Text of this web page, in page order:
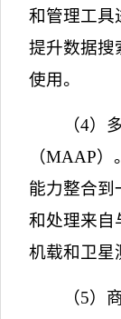
和管理工具
提升数据搜
使用。
（4）
（MAAP）
能力整合到
和处理来自
机载和卫星
（5）